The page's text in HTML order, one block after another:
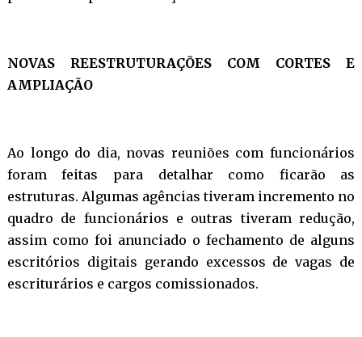
NOVAS REESTRUTURAÇÕES COM CORTES E
AMPLIAÇÃO
Ao longo do dia, novas reuniões com funcionários
foram feitas para detalhar como ficarão as
estruturas. Algumas agências tiveram incremento no
quadro de funcionários e outras tiveram redução,
assim como foi anunciado o fechamento de alguns
escritórios digitais gerando excessos de vagas de
escriturários e cargos comissionados.